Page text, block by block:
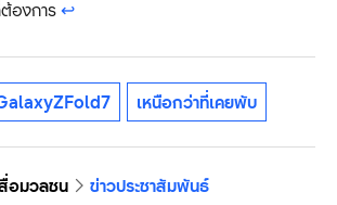
องการ↩︎
เหนือกว่าที่เคยพับ
อมวลชน
ข่าวประชาสัมพันธ์